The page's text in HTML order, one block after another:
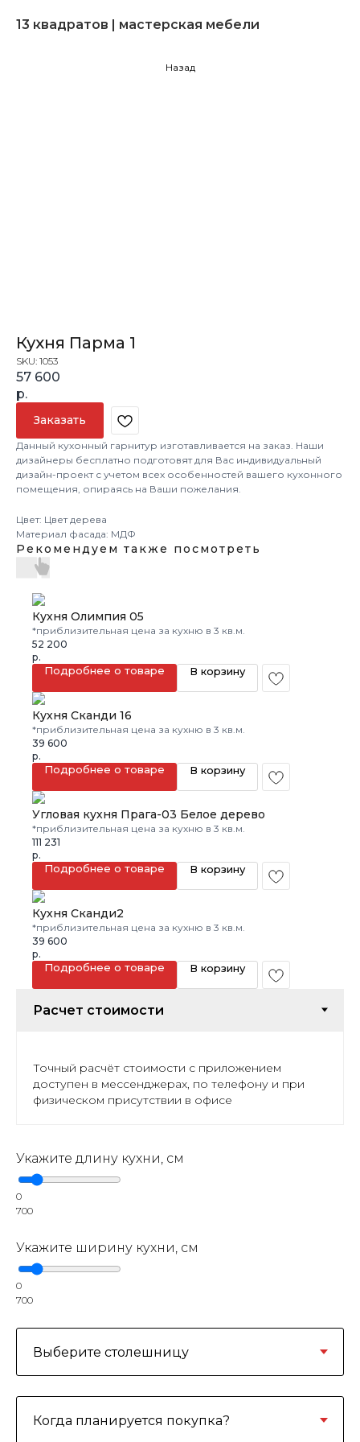
13 квадратов | мастерская мебели
Назад
Кухня Парма 1
SKU: 1053
57 600
р.
Заказать
Данный кухонный гарнитур изготавливается на заказ. Наши
дизайнеры бесплатно подготовят для Вас индивидуальный
дизайн-проект с учетом всех особенностей вашего кухонного
помещения, опираясь на Ваши пожелания.
Цвет: Цвет дерева
Материал фасада: МДФ
Рекомендуем также посмотреть
Кухня Олимпия 05
*приблизительная цена за кухню в 3 кв.м.
52 200
р.
Подробнее о товаре В корзину
Кухня Сканди 16
*приблизительная цена за кухню в 3 кв.м.
39 600
р.
Подробнее о товаре В корзину
Угловая кухня Прага-03 Белое дерево
*приблизительная цена за кухню в 3 кв.м.
111 231
р.
Подробнее о товаре В корзину
Кухня Сканди2
*приблизительная цена за кухню в 3 кв.м.
39 600
р.
Подробнее о товаре В корзину
Точный расчёт стоимости с приложением
доступен в мессенджерах, по телефону и при
физическом присутствии в офисе
Укажите длину кухни, см
0
700
Укажите ширину кухни, см
0
700